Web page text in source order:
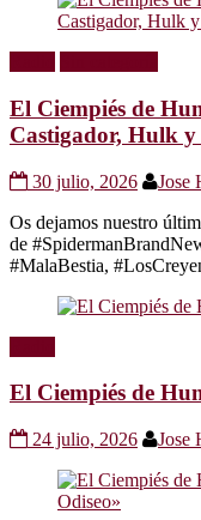
El Ciempiés de
Castigador, Hulk y
30 julio, 2026 Jose
Os dejamos nuestro
de
#MalaBestia,
El Ciempiés de
24 julio, 2026 Jose